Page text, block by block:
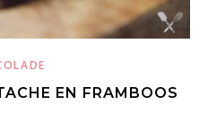
EN FRAMBOOS